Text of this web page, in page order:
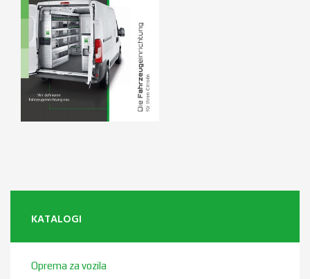
KATALOGI
Oprema za vozila